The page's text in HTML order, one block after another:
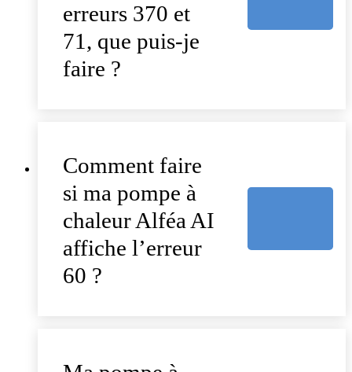
erreurs 370 et
71, que puis-je
faire ?
Comment faire
si ma pompe à
chaleur Alféa AI
affiche l’erreur
60 ?